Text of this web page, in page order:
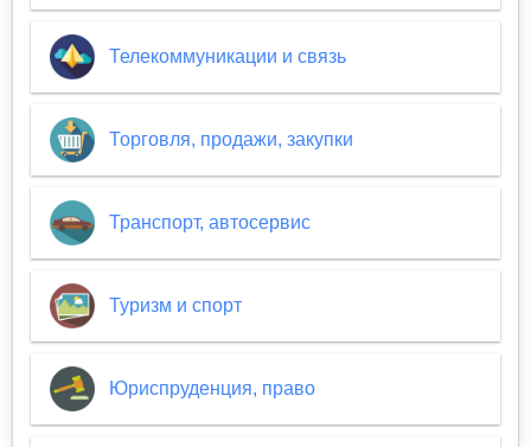
Телекоммуникации и связь
Торговля, продажи, закупки
Транспорт, автосервис
Туризм и спорт
Юриспруденция, право